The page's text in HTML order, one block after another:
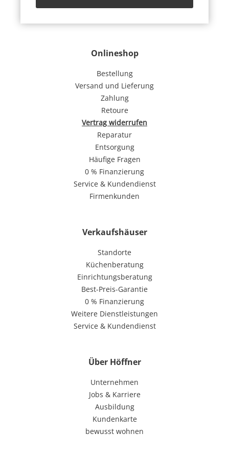
Onlineshop
Bestellung
Versand und Lieferung
Zahlung
Retoure
Vertrag widerrufen
Reparatur
Entsorgung
Häufige Fragen
0 % Finanzierung
Service & Kundendienst
Firmenkunden
Verkaufshäuser
Standorte
Küchenberatung
Einrichtungsberatung
Best-Preis-Garantie
0 % Finanzierung
Weitere Dienstleistungen
Service & Kundendienst
Über Höffner
Unternehmen
Jobs & Karriere
Ausbildung
Kundenkarte
bewusst wohnen